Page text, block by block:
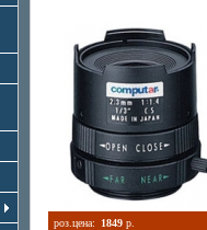
роз.цена: 1849 р.